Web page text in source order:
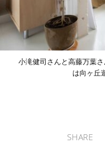
小滝健司さんと高藤万葉さ
は向ヶ丘
SHARE